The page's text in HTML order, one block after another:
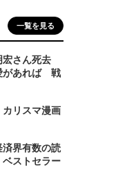
一覧を見る
宏さん死去
があれば 戦
リスマ漫画
界有数の読
ストセラー